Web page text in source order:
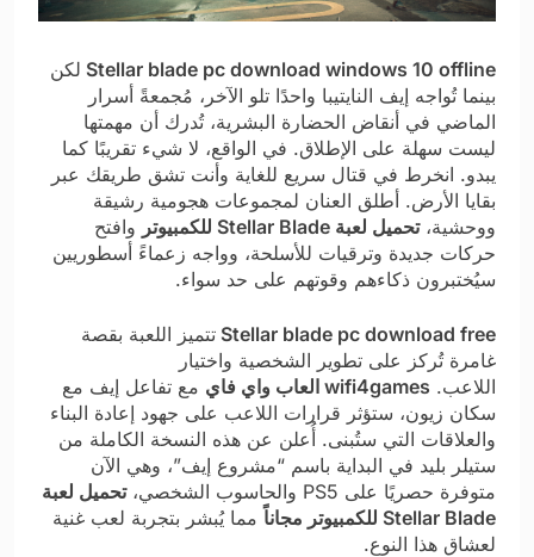
Stellar blade pc download windows 10 offline لكن
بينما تُواجه إيف النايتيبا واحدًا تلو الآخر، مُجمعةً أسرار
الماضي في أنقاض الحضارة البشرية، تُدرك أن مهمتها
ليست سهلة على الإطلاق. في الواقع، لا شيء تقريبًا كما
يبدو. انخرط في قتال سريع للغاية وأنت تشق طريقك عبر
بقايا الأرض. أطلق العنان لمجموعات هجومية رشيقة
ووحشية،تحميل لعبة Stellar Blade للكمبيوتر
وافتح
حركات جديدة وترقيات للأسلحة، وواجه زعماءً أسطوريين
سيُختبرون ذكاءهم وقوتهم على حد سواء.
Stellar blade pc download free تتميز اللعبة بقصة
غامرة تُركز على تطوير الشخصية واختيار
اللاعب. wifi4games العاب واي فاي
مع تفاعل إيف مع
سكان زيون، ستؤثر قرارات اللاعب على جهود إعادة البناء
والعلاقات التي ستُبنى. أُعلن عن هذه النسخة الكاملة من
ستيلر بليد في البداية باسم “مشروع إيف”، وهي الآن
متوفرة حصريًا على PS5 والحاسوب الشخصي،
تحميل لعبة
Stellar Blade للكمبيوتر مجاناً
مما يُبشر بتجربة لعب غنية
لعشاق هذا النوع.